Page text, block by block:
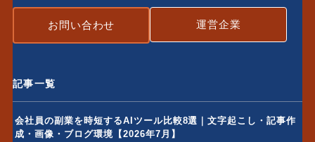
お問い合わせ 運営企業
記事一覧
会社員の副業を時短するAIツール比較8選｜文字起こし・記事作
成・画像・ブログ環境【2026年7月】